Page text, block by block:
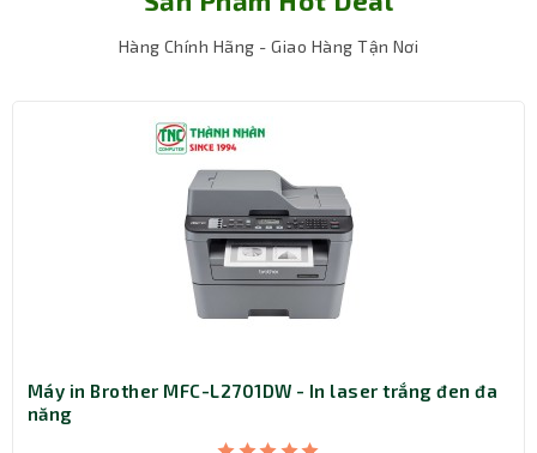
Hàng Chính Hãng - Giao Hàng Tận Nơi
Máy in Brother MFC-L2701DW - In laser trắng đen đa
năng